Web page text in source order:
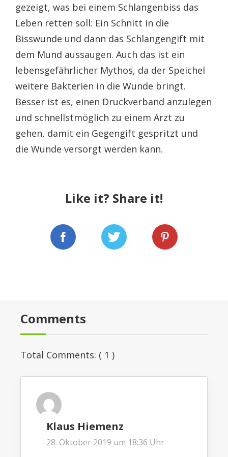
gezeigt, was bei einem Schlangenbiss das
Leben retten soll: Ein Schnitt in die
Bisswunde und dann das Schlangengift mit
dem Mund aussaugen. Auch das ist ein
lebensgefährlicher Mythos, da der Speichel
weitere Bakterien in die Wunde bringt.
Besser ist es, einen Druckverband anzulegen
und schnellstmöglich zu einem Arzt zu
gehen, damit ein Gegengift gespritzt und
die Wunde versorgt werden kann.
Like it? Share it!
Comments
Total Comments: ( 1 )
Klaus Hiemenz
28. Oktober 2019 um 18:36 Uhr